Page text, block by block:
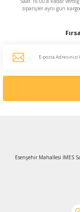
siparişler aynı gün
Esenşehir Mahallesi İMES